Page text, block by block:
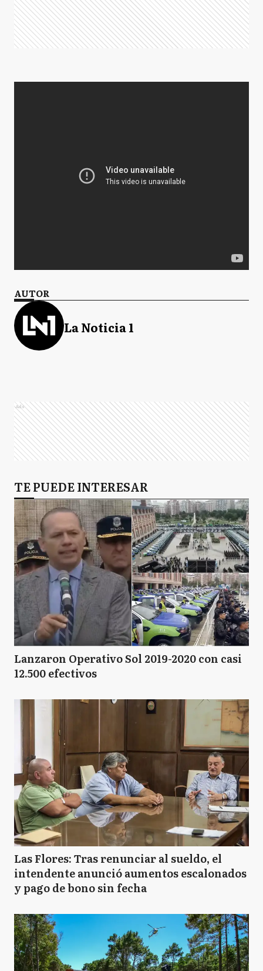
AUTOR
La Noticia 1
Ads
TE PUEDE INTERESAR
Lanzaron Operativo Sol 2019-2020 con casi
12.500 efectivos
Las Flores: Tras renunciar al sueldo, el
intendente anunció aumentos escalonados
y pago de bono sin fecha